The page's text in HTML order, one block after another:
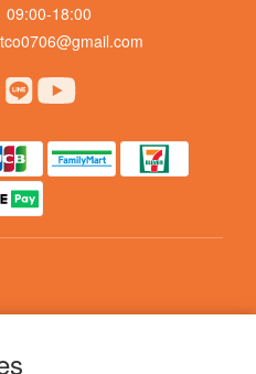
09:00-18:00